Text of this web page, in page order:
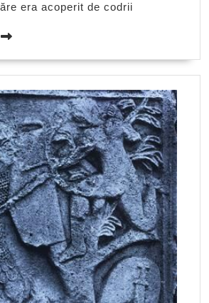
era acoperit de codrii
READ